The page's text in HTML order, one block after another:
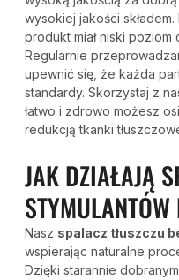
wysokiej jakości
produkt miał niski poziom
Regularnie
upewnić się, że każda
standardy. Skorzystaj z
łatwo i zdrowo możesz
redukcją tkanki
JAK DZIAŁAJĄ
Nasz spalacz tłuszczu
wspierając naturalne
Dzięki starannie